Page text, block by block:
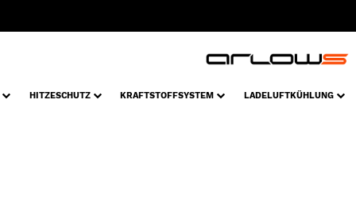
HITZESCHUTZ KRAFTSTOFFSYSTEM LADELUFTKÜHLUNG